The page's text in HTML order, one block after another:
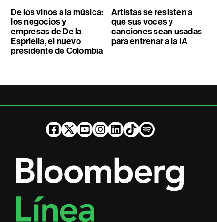
De los vinos a la música:
los negocios y
empresas de De la
Espriella, el nuevo
presidente de Colombia
Artistas se resisten a
que sus voces y
canciones sean usadas
para entrenar a la IA